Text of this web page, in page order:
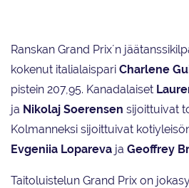
Ranskan Grand Prix´n
kokenut italialaispari Charlene
pistein 207,95. Kanadalaiset
ja Nikolaj Soerensen sijoittuivat
Kolmanneksi sijoittuivat
Evgeniia Lopareva ja Geoffrey
Taitoluistelun Grand Prix on